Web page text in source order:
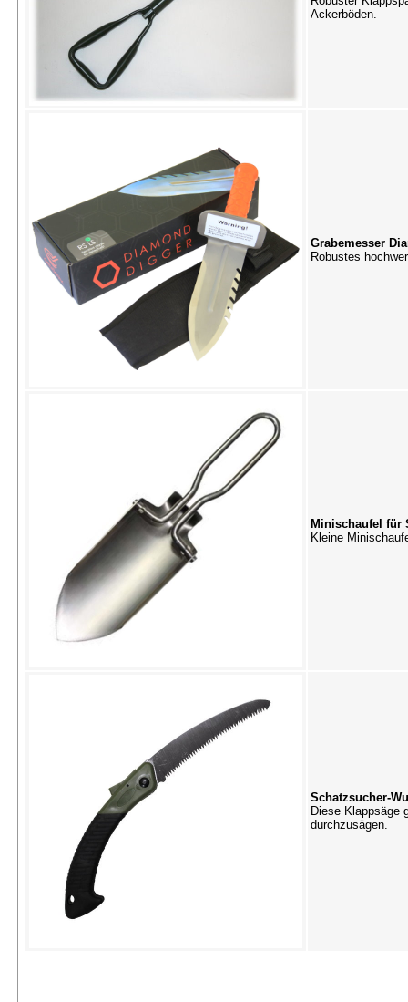
Ackerböden.
Grabemesser
Robustes
Minischaufel für
Kleine
Schatzsucher-
Diese Klappsäge
durchzusägen.